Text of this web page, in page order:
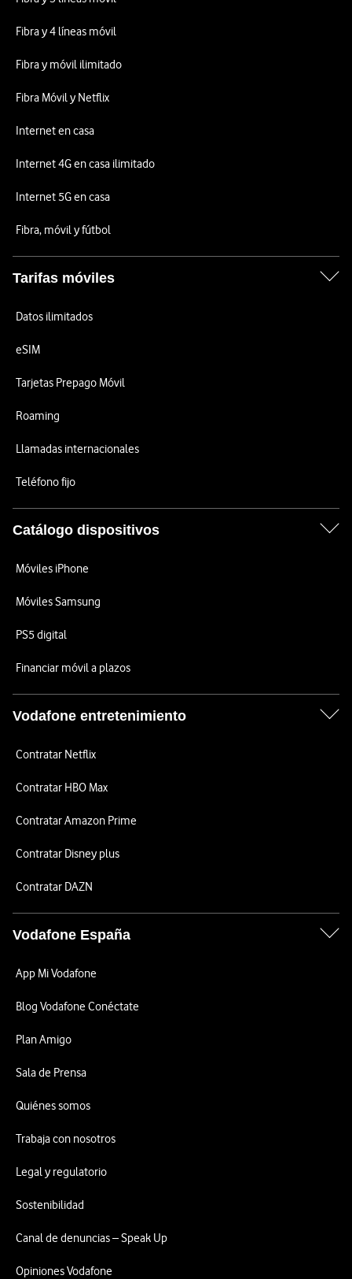
Fibra y 4 líneas móvil
Fibra y móvil ilimitado
Fibra Móvil y Netflix
Internet en casa
Internet 4G en casa ilimitado
Internet 5G en casa
Fibra, móvil y fútbol
Tarifas móviles
Datos ilimitados
eSIM
Tarjetas Prepago Móvil
Roaming
Llamadas internacionales
Teléfono fijo
Catálogo dispositivos
Móviles iPhone
Móviles Samsung
PS5 digital
Financiar móvil a plazos
Vodafone entretenimiento
Contratar Netflix
Contratar HBO Max
Contratar Amazon Prime
Contratar Disney plus
Contratar DAZN
Vodafone España
App Mi Vodafone
Blog Vodafone Conéctate
Plan Amigo
Sala de Prensa
Quiénes somos
Trabaja con nosotros
Legal y regulatorio
Sostenibilidad
Canal de denuncias – Speak Up
Opiniones Vodafone